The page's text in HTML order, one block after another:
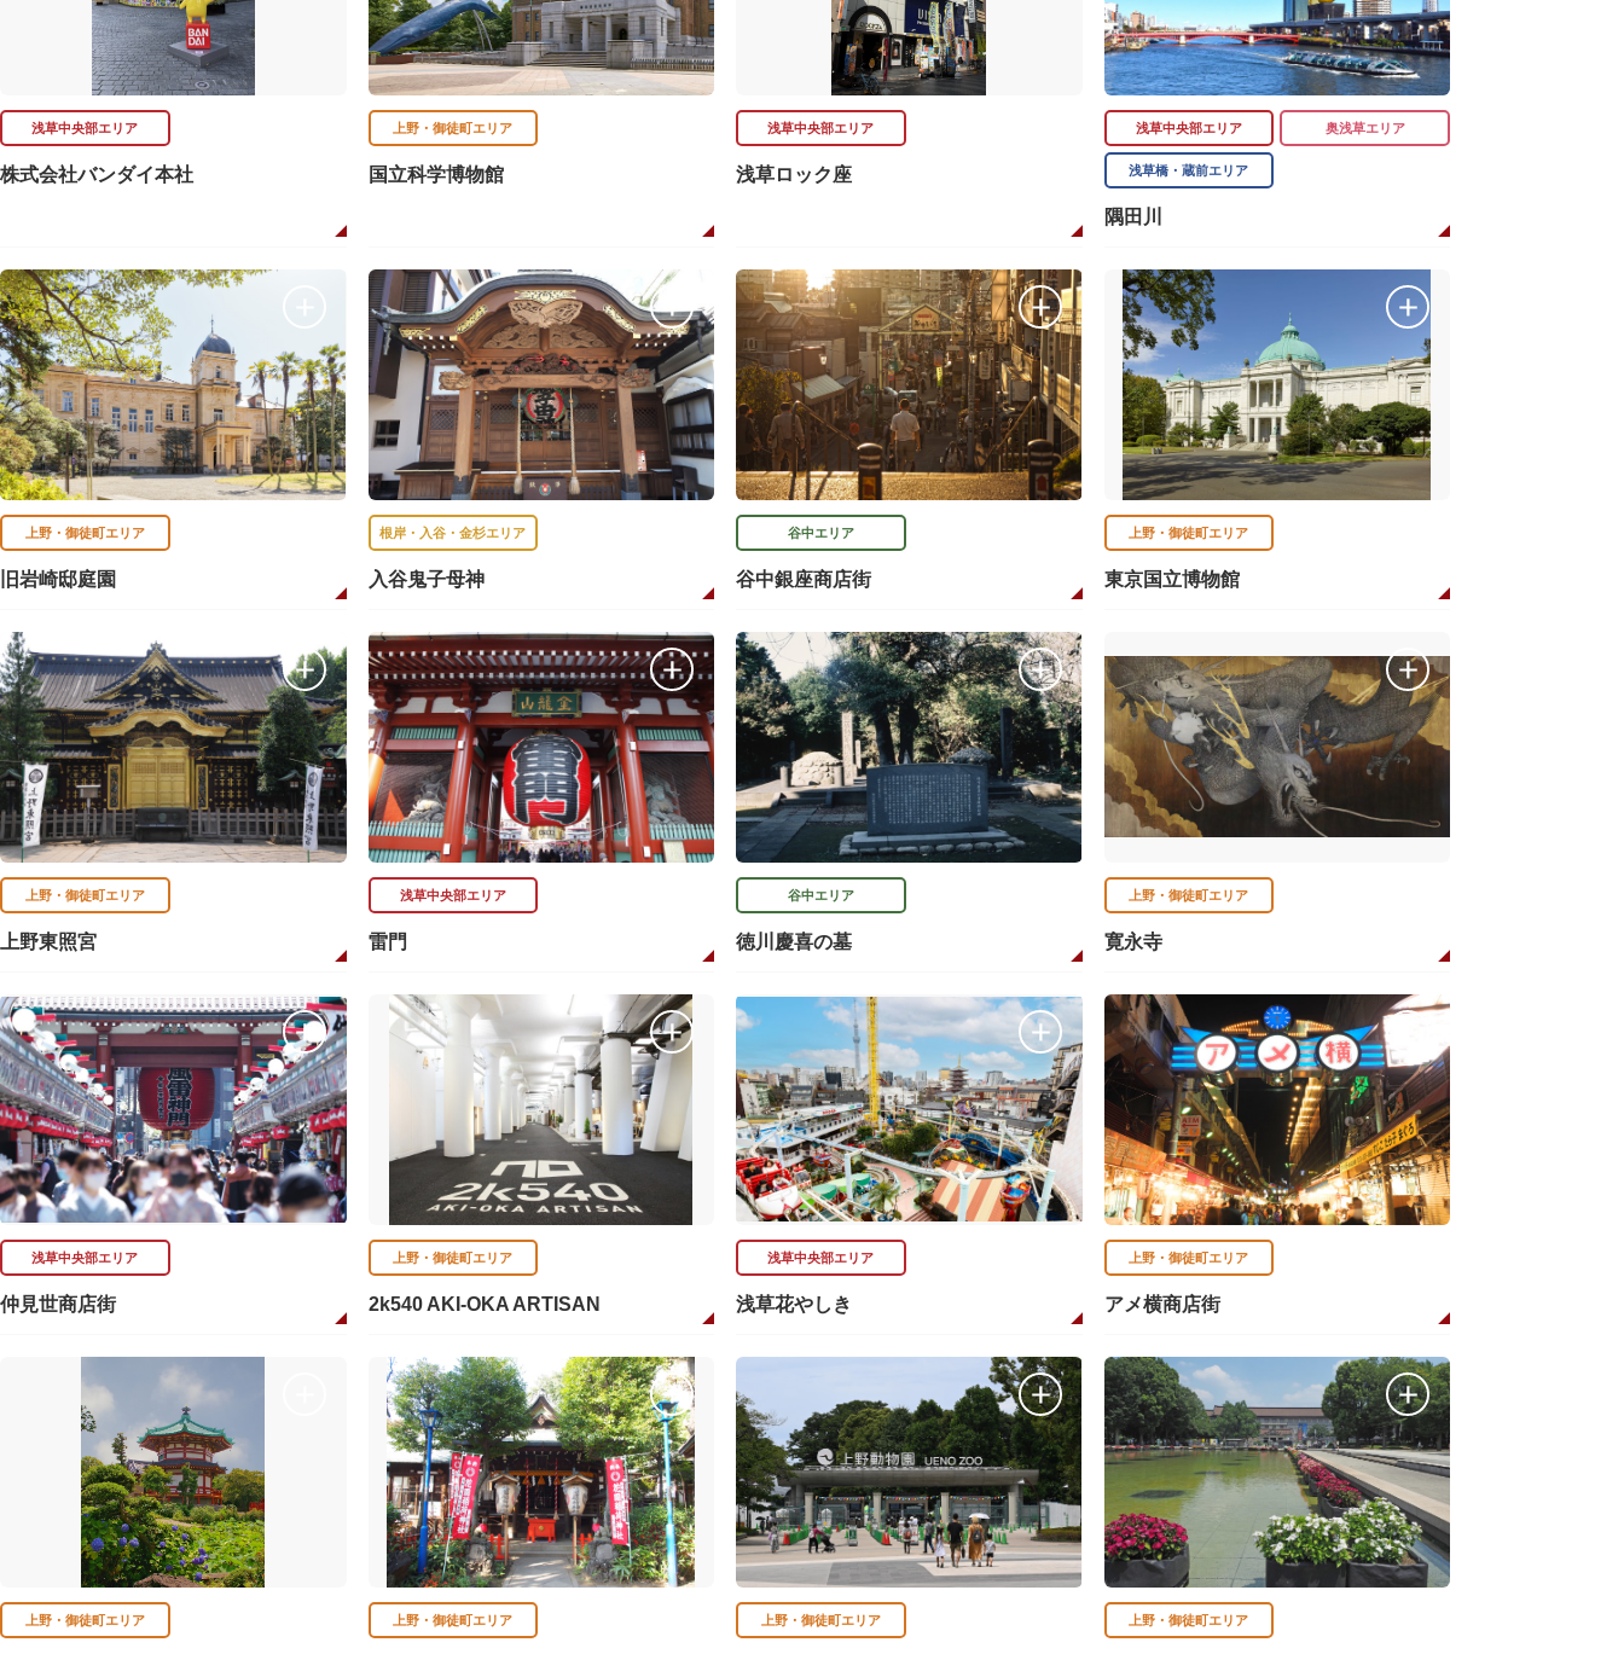
浅草中央部エリア
株式会社バンダイ本社
上野・御徒町エリア
国立科学博物館
浅草中央部エリア
浅草ロック座
浅草中央部エリア 奥浅草エリア
浅草橋・蔵前エリア
隅田川
上野・御徒町エリア
旧岩崎邸庭園
根岸・入谷・金杉エリア
入谷鬼子母神
谷中エリア
谷中銀座商店街
上野・御徒町エリア
東京国立博物館
上野・御徒町エリア
上野東照宮
浅草中央部エリア
雷門
谷中エリア
徳川慶喜の墓
上野・御徒町エリア
寛永寺
浅草中央部エリア
仲見世商店街
上野・御徒町エリア
2k540 AKI-OKA ARTISAN
浅草中央部エリア
浅草花やしき
上野・御徒町エリア
アメ横商店街
上野・御徒町エリア 上野・御徒町エリア 上野・御徒町エリア 上野・御徒町エリア